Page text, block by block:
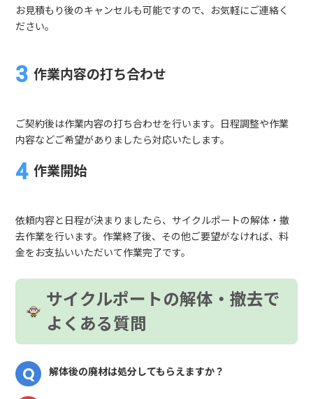
お見積もり後のキャンセルも可能ですので、お気軽にご連絡く
ださい。
作業内容の打ち合わせ
ご契約後は作業内容の打ち合わせを行います。日程調整や作業
内容などご希望がありましたら対応いたします。
作業開始
依頼内容と日程が決まりましたら、サイクルポートの解体・撤
去作業を行います。作業終了後、その他ご要望がなければ、料
金をお支払いいただいて作業完了です。
サイクルポートの解体・撤去で
よくある質問
解体後の廃材は処分してもらえますか？